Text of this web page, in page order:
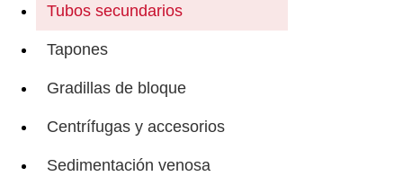
Tubos secundarios
Tapones
Gradillas de bloque
Centrífugas y accesorios
Sedimentación venosa